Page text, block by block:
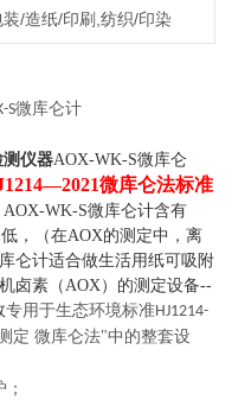
/造纸/印刷,纺织/印染
S微库仑计
测仪器AOX-WK-S微库仑
微库仑法标准
WK-S微库仑计含有
，
（在AOX的测定中，离
仑计适合做生活用纸可吸附
卤素（AOX）的测定设备--
专用于生态环境标准HJ1214-
定 微库仑法"中的整套设